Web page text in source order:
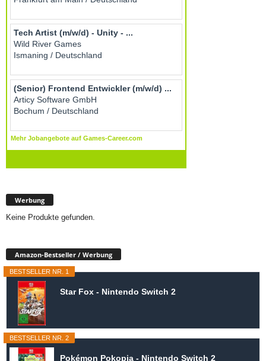
Werbung
Keine Produkte gefunden.
Amazon-Bestseller / Werbung
BESTSELLER NR. 1
Star Fox - Nintendo Switch 2
BESTSELLER NR. 2
Pokémon Pokopia - Nintendo Switch 2